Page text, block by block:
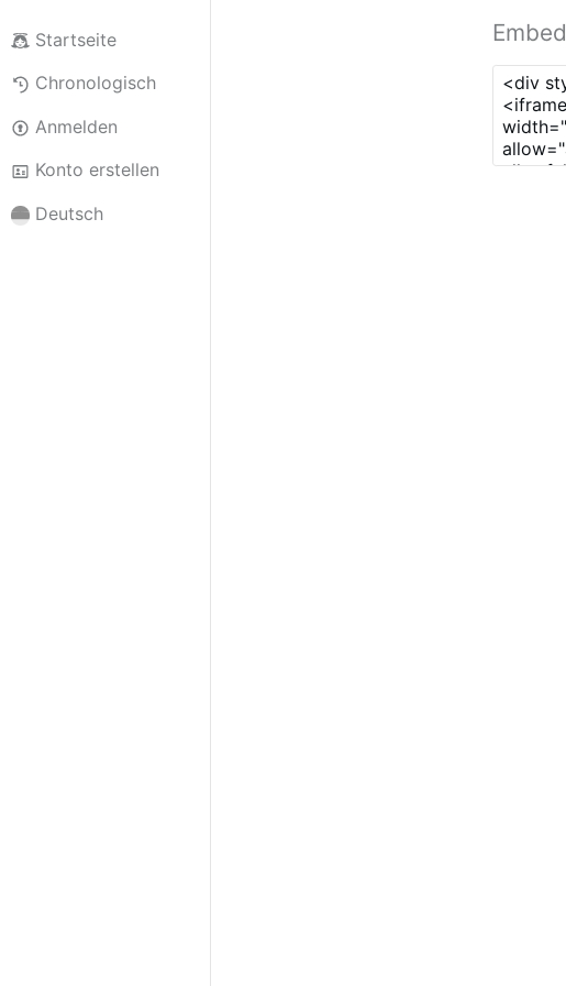
Startseite
Chronologisch
Anmelden
Konto erstellen
Deutsch
Embed